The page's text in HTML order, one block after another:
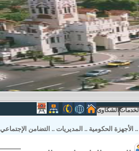
الخدمات الشكاوى
.. الأجهزة الحكومية .. المديريات .. التضامن الإجتماعي